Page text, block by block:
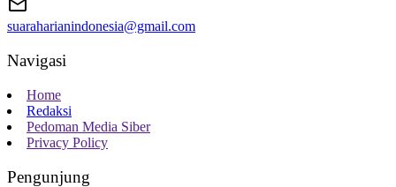
suaraharianindonesia@gmail.com
Navigasi
Home
Redaksi
Pedoman Media Siber
Privacy Policy
Pengunjung